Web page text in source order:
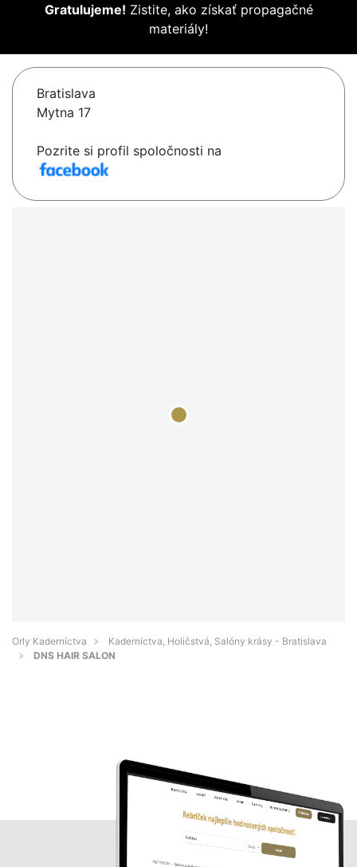
Gratulujeme! Zistite, ako získať propagačné
materiály!
Bratislava
Mytna 17
Pozrite si profil spoločnosti na
Orly Kaderníctva
Kaderníctva, Holičstvá, Salóny krásy - Bratislava
DNS HAIR SALON